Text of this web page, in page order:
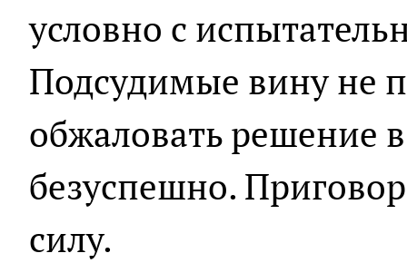
условно с
Подсудимые вину не
обжаловать решение
безуспешно.
силу.